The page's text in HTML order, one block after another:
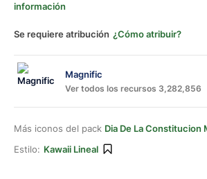
información
Se requiere atribución ¿Cómo atribuir?
Magnific
Ver todos los recursos 3,282,856
Más iconos del pack Dia De La Constitucion
Estilo: Kawaii Lineal